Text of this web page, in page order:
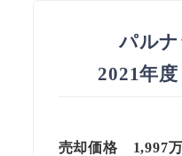
パル
2021年
売却価格 1,997万